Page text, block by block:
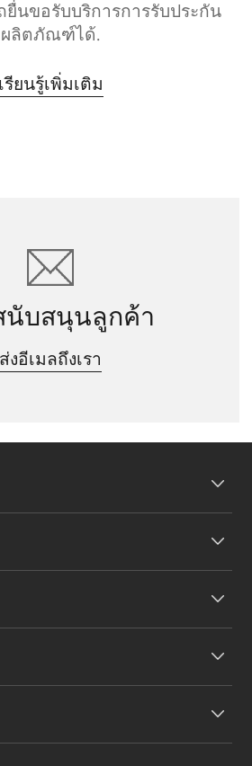
นขอรับบริการการรับประกัน
ผลิตภัณฑ์ได้.
เรียนรู้เพิ่มเติม
นับสนุนลูกค้า
ส่งอีเมลถึงเรา